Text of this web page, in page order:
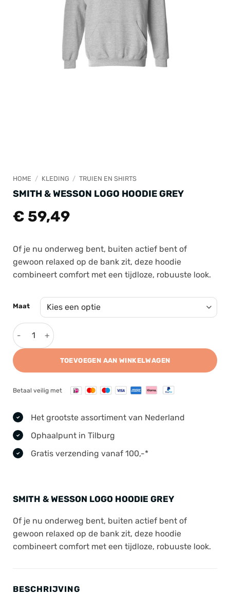
HOME / KLEDING / TRUIEN EN SHIRTS
SMITH & WESSON LOGO HOODIE GREY
€ 59,49
Of je nu onderweg bent, buiten actief bent of
gewoon relaxed op de bank zit, deze hoodie
combineert comfort met een tijdloze, robuuste look.
Maat
Smith & Wesson Logo Hoodie Grey aantal
TOEVOEGEN AAN WINKELWAGEN
Betaal veilig met
Het grootste assortiment van Nederland
Ophaalpunt in Tilburg
Gratis verzending vanaf 100,-*
SMITH & WESSON LOGO HOODIE GREY
Of je nu onderweg bent, buiten actief bent of
gewoon relaxed op de bank zit, deze hoodie
combineert comfort met een tijdloze, robuuste look.
BESCHRIJVING